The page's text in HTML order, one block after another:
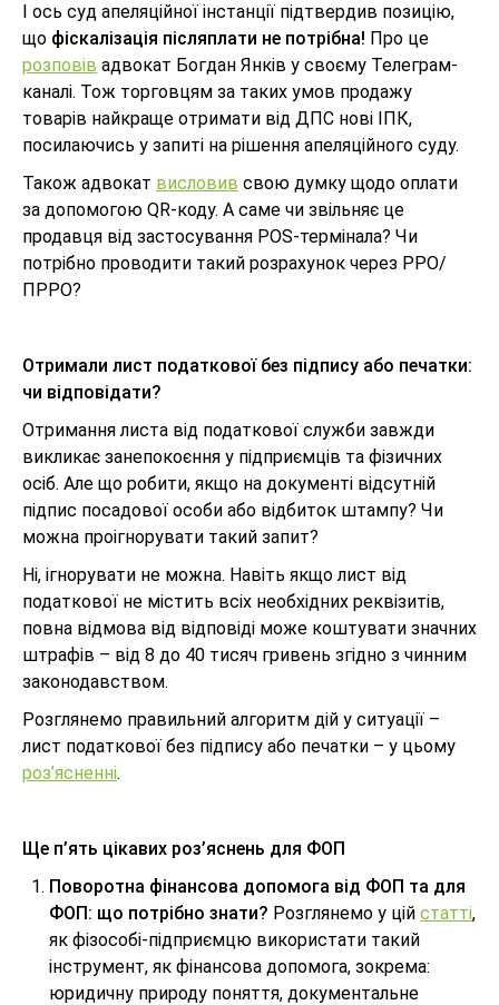
І ось суд апеляційної інстанції підтвердив позицію,
що фіскалізація післяплати не потрібна! Про це
розповів адвокат Богдан Янків у своєму Телеграм-
каналі. Тож торговцям за таких умов продажу
товарів найкраще отримати від ДПС нові ІПК,
посилаючись у запиті на рішення апеляційного суду.
Також адвокат висловив свою думку щодо оплати
за допомогою QR-коду. А саме чи звільняє це
продавця від застосування POS-термінала? Чи
потрібно проводити такий розрахунок через РРО/
ПРРО?
Отримали лист податкової без підпису або печатки:
чи відповідати?
Отримання листа від податкової служби завжди
викликає занепокоєння у підприємців та фізичних
осіб. Але що робити, якщо на документі відсутній
підпис посадової особи або відбиток штампу? Чи
можна проігнорувати такий запит?
Ні, ігнорувати не можна. Навіть якщо лист від
податкової не містить всіх необхідних реквізитів,
повна відмова від відповіді може коштувати значних
штрафів – від 8 до 40 тисяч гривень згідно з чинним
законодавством.
Розглянемо правильний алгоритм дій у ситуації –
лист податкової без підпису або печатки – у цьому
роз’ясненні.
Ще п’ять цікавих роз’яснень для ФОП
Поворотна фінансова допомога від ФОП та для
ФОП: що потрібно знати? Розглянемо у цій статті,
як фізособі-підприємцю використати такий
інструмент, як фінансова допомога, зокрема:
юридичну природу поняття, документальне